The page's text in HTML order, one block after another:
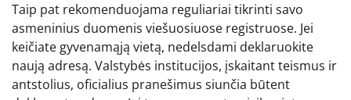
Taip pat rekomenduojama reguliariai tikrinti savo
asmeninius duomenis viešuosiuose registruose. Jei
keičiate gyvenamąją vietą, nedelsdami deklaruokite
naują adresą. Valstybės institucijos, įskaitant teismus ir
antstolius, oficialius pranešimus siunčia būtent